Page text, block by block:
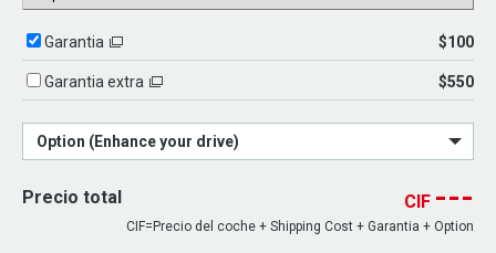
Garantia $100
Garantia extra $550
Option (Enhance your drive)
Precio total CIF ---
CIF=Precio del coche + Shipping Cost + Garantia + Option